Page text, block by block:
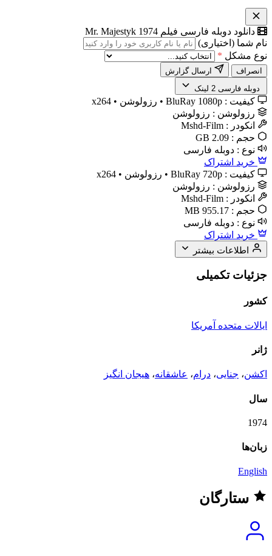
دانلود دوبله فارسی فیلم Mr. Majestyk 1974
نام شما (اختیاری)
نوع مشکل *
انصراف
️ دوبله فارسی 2 لینک
کیفیت : BluRay 1080p • رزولوشن • x264
رزولوشن : رزولوشن
انکودر : Mshd-Film
حجم : 2.09 GB
نوع : دوبله فارسی
خرید اشتراک
کیفیت : BluRay 720p • رزولوشن • x264
رزولوشن : رزولوشن
انکودر : Mshd-Film
حجم : 955.17 MB
نوع : دوبله فارسی
خرید اشتراک
اطلاعات بیشتر
جزئیات تکمیلی
کشور
ایالات متحده آمریکا
ژانر
اکشن، جنایی، درام، عاشقانه، هیجان انگیز
سال
1974
زبان‌ها
English
ستارگان